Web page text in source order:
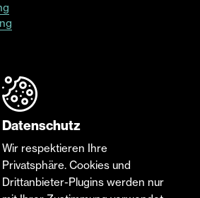
Datenschutz
Wir respektieren Ihre
Privatsphäre. Cookies und
Drittanbieter-Plugins werden nur